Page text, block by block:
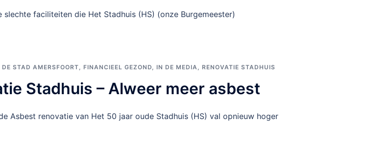
slechte faciliteiten die Het Stadhuis (HS) (onze Burgemeester)
DE STAD AMERSFOORT, FINANCIEEL GEZOND, IN DE MEDIA, RENOVATIE STADHUIS
Stadhuis – Alweer meer asbest
Asbest renovatie van Het 50 jaar oude Stadhuis (HS) val opnieuw hoger